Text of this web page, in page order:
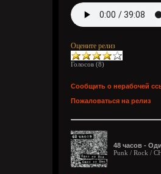
Оцените релиз
Голосов (8)
Сообщить о нерабочей
Пожаловаться на релиз
48 часов -
Punk / Rock /